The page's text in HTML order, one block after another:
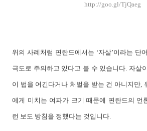
http://goo.gl/TjQaeg
위의 사례처럼 핀란드에서는 ‘자살’이라는 단
극도로 주의하고 있다고 볼 수 있습니다. 자살
이 법을 어긴다거나 처벌을 받는 건 아니지만,
에게 미치는 여파가 크기 때문에 핀란드의 언
런 보도 방침을 정했다는 것입니다.